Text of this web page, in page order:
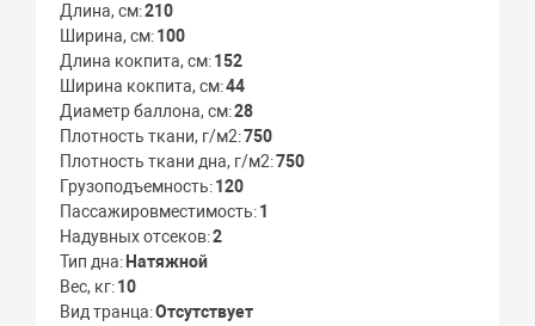
Длина, см 210
Ширина, см 100
Длина кокпита, см 152
Ширина кокпита, см 44
Диаметр баллона, см 28
Плотность ткани, г/м2 750
Плотность ткани дна, г/м2 750
Грузоподъемность 120
Пассажировместимость 1
Надувных отсеков 2
Тип дна Натяжной
Вес, кг 10
Вид транца Отсутствует